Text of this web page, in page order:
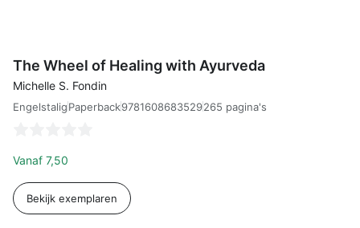
The Wheel of Healing with Ayurveda
Michelle S. Fondin
EngelstaligPaperback9781608683529265 pagina's
Vanaf 7,50
Bekijk exemplaren